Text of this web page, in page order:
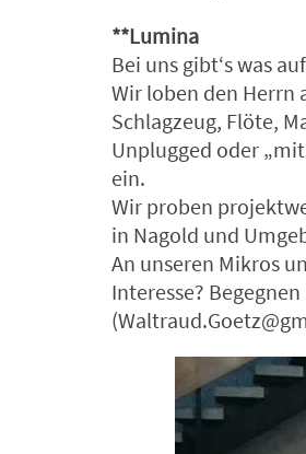
**Lumina
Bei uns gibt‘s was
Wir loben den Herrn
Schlagzeug, Flöte,
Unplugged oder
ein.
Wir proben
in Nagold und
An unseren Mikros
Interesse?